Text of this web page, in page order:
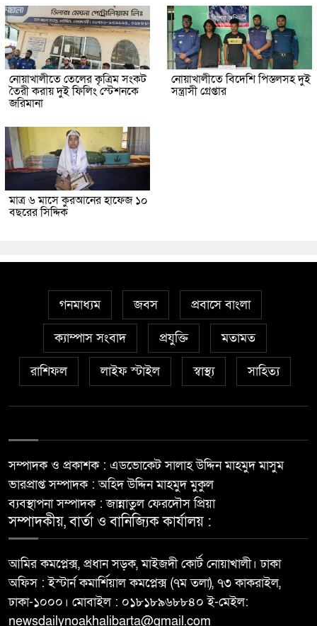
নোয়াখালীতে তেলের কৃত্রিম সংকট
তৈরী করায় দুই ফিলিং স্টেশনকে
জরিমানা
নোয়াখালীতে বিদেশি পিস্তলসহ দুই
সন্ত্রাসী গ্রেপ্তার
মাত্র ৬ মাসে কুরআনের হাফেজ ১০
বছরের সিদ্দিক
গনমাধ্যম জবস প্রবাসে বাংলা
ক্যাম্পাস সংবাদ প্রযুক্তি মতামত
রাশিফল লাইফ স্টাইল স্বাস্থ্য সাহিত্য
সম্পাদক ও প্রকাশক : এডভোকেট সালাহ উদ্দিন মাহমুদ মাসুম
ভারপ্রাপ্ত সম্পাদক : অহিদ উদ্দিন মাহমুদ মুকুল
ব্যবস্থাপনা সম্পাদক : জান্নাতুল ফেরদৌস প্রিয়া
সম্পাদকীয়, বার্তা ও বানিজ্যিক কার্যালয় :
আমির কমপ্লেক্স, প্রধান সড়ক, মাইজদী কোর্ট নোয়াখালী। ঢাকা
অফিস : ইস্টার্ন কমার্শিয়াল কমপ্লেক্স (৭ম তলা), ৭৩ কাকরাইল,
ঢাকা-১০০০। মোবাইল : ০১৮১৮৯৬৮৮৪০ ই-মেইল:
newsdailynoakhalibarta@gmail.com